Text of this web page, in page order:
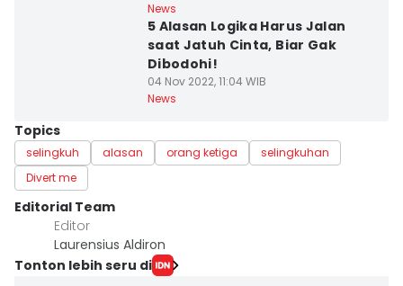
News
5 Alasan Logika Harus Jalan
saat Jatuh Cinta, Biar Gak
Dibodohi!
04 Nov 2022, 11:04 WIB
News
Topics
selingkuh alasan orang ketiga
selingkuhan
Divert me
Editorial Team
Editor
Laurensius Aldiron
Tonton lebih seru di